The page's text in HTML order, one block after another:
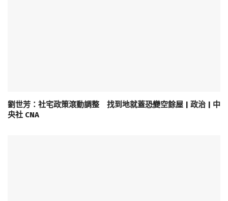
劉世芳：社宅政策滾動調整 找到地就蓋恐變空餘屋 | 政治 | 中
央社 CNA